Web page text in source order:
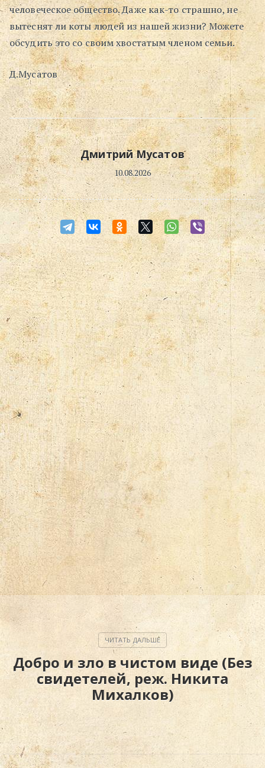
человеческое общество. Даже как-то страшно, не
вытеснят ли коты людей из нашей жизни? Можете
обсудить это со своим хвостатым членом семьи.
Д.Мусатов
Дмитрий Мусатов
10.08.2026
Добро и зло в чистом виде (Без
свидетелей, реж. Никита
Михалков)